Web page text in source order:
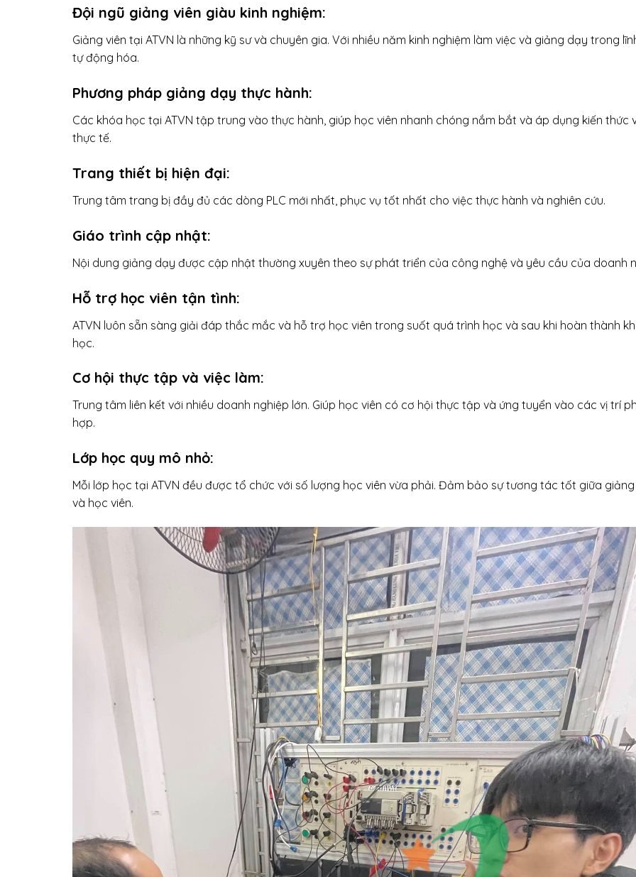
Đội ngũ giảng viên giàu kinh nghiệm:
Giảng viên tại ATVN là những kỹ sư và chuyên gia. Với nhiều năm kinh nghiệm làm việc và giảng dạy trong
tự động hóa.
Phương pháp giảng dạy thực hành:
Các khóa học tại ATVN tập trung vào thực hành, giúp học viên nhanh chóng nắm bắt và áp dụng kiến thức
thực tế.
Trang thiết bị hiện đại:
Trung tâm trang bị đầy đủ các dòng PLC mới nhất, phục vụ tốt nhất cho việc thực hành và nghiên cứu.
Giáo trình cập nhật:
Nội dung giảng dạy được cập nhật thường xuyên theo sự phát triển của công nghệ và yêu cầu của doanh
Hỗ trợ học viên tận tình:
ATVN luôn sẵn sàng giải đáp thắc mắc và hỗ trợ học viên trong suốt quá trình học và sau khi hoàn thành
học.
Cơ hội thực tập và việc làm:
Trung tâm liên kết với nhiều doanh nghiệp lớn. Giúp học viên có cơ hội thực tập và ứng tuyển vào các vị trí
hợp.
Lớp học quy mô nhỏ:
Mỗi lớp học tại ATVN đều được tổ chức với số lượng học viên vừa phải. Đảm bảo sự tương tác tốt giữa giảng
và học viên.